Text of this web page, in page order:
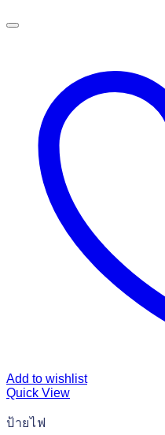
Add to wishlist
Quick View
ป้ายไฟ